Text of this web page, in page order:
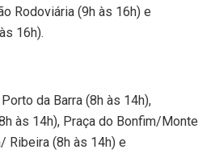
Rodoviária (9h às 16h) e
16h).
da Barra (8h às 14h),
às 14h), Praça do Bonfim/Monte
Ribeira (8h às 14h) e